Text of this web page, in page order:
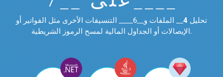
تحليل 4
__ الملفات و__6____ التنسيقات الأخرى مثل الفواتير أو
الإيصالات أو الجداول المالية لمسح الرموز الشريطية.